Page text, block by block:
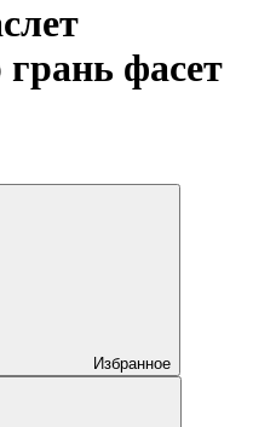
фасет
Избранное